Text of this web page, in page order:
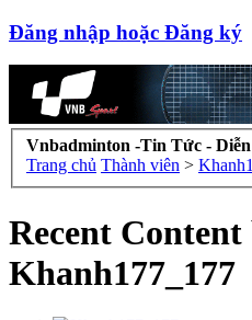
Đăng nhập hoặc Đăng ký
Vnbadminton -Tin Tức -
Trang chủ Thành viên >
Recent Content
Khanh177_177